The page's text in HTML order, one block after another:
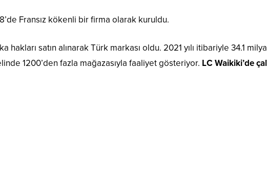
Fransız kökenli bir firma olarak kuruldu.
hakları satın alınarak Türk markası oldu. 2021 yılı itibariyle 34.1
1200’den fazla mağazasıyla faaliyet gösteriyor. LC Waikiki’de